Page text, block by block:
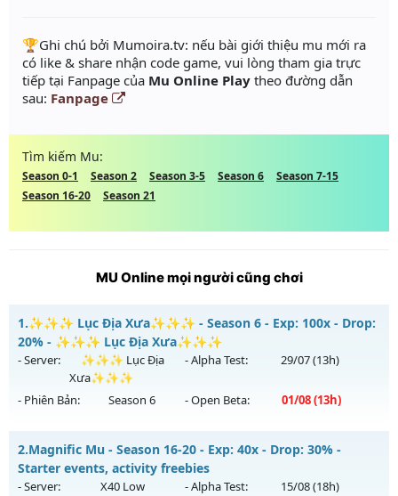
️🏆Ghi chú bởi Mumoira.tv: nếu bài giới thiệu mu mới ra
có like & share nhận code game, vui lòng tham gia trực
tiếp tại Fanpage của Mu Online Play theo đường dẫn
sau: Fanpage
Tìm kiếm Mu:
Season 0-1 Season 2 Season 3-5 Season 6
Season 7-15
Season 16-20
Season 21
MU Online mọi người cũng chơi
1.✨✨✨ Lục Địa Xưa✨✨✨ - Season 6 - Exp: 100x - Drop:
20% - ✨✨✨ Lục Địa Xưa✨✨✨
- Server:
✨✨✨ Lục Địa
Xưa✨✨✨
- Alpha Test: 29/07(13h)
- Phiên Bản: Season 6 - Open Beta: 01/08(13h)
✨✨✨ Lục Địa Xưa✨✨✨ - ✨✨✨ Lục Địa Xưa✨✨✨
Mu mới ra tháng 08 2026 - Mở máy chủ
Xưa✨✨✨
vào 13h ngày 01/08/2626
2.Magnific Mu - Season 16-20 - Exp: 40x - Drop: 30% -
Starter events, activity freebies
- Server: X40 Low - Alpha Test: 15/08(18h)